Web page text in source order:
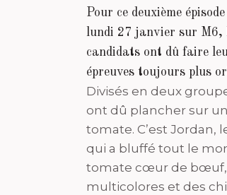
Pour ce deuxième
lundi 27 janvier sur M6,
candidats ont dû faire
épreuves toujours plus
Divisés en deux
ont dû plancher sur
tomate. C’est Jordan,
qui a bluffé tout le
tomate cœur de bœuf,
multicolores et des